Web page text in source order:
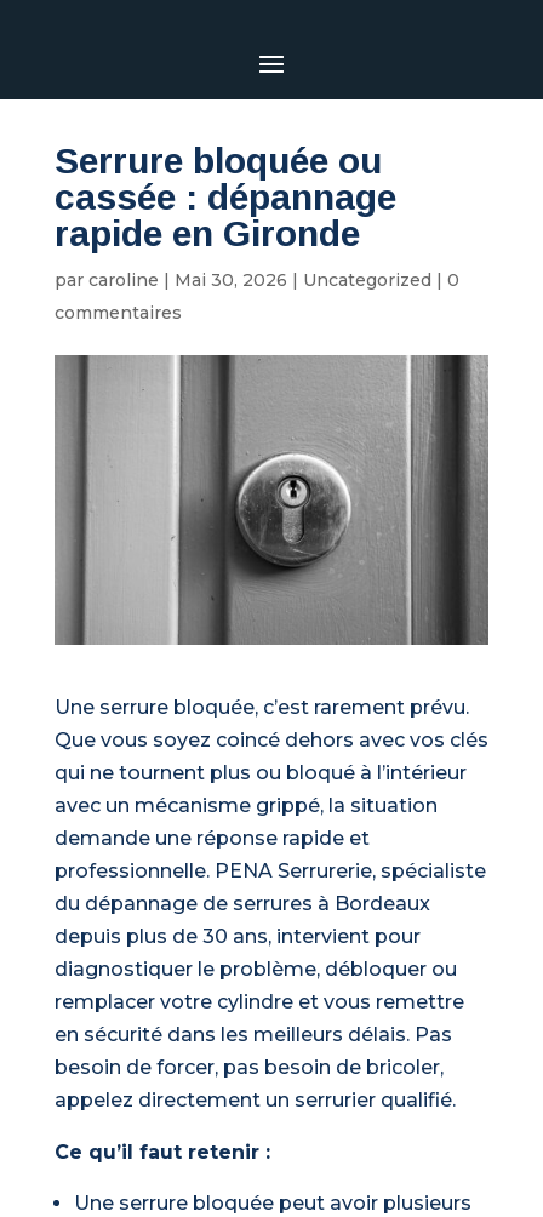
Serrure bloquée ou
cassée : dépannage
rapide en Gironde
par caroline | Mai 30, 2026 | Uncategorized | 0
commentaires
Une serrure bloquée, c’est rarement prévu.
Que vous soyez coincé dehors avec vos clés
qui ne tournent plus ou bloqué à l’intérieur
avec un mécanisme grippé, la situation
demande une réponse rapide et
professionnelle. PENA Serrurerie, spécialiste
du dépannage de serrures à Bordeaux
depuis plus de 30 ans, intervient pour
diagnostiquer le problème, débloquer ou
remplacer votre cylindre et vous remettre
en sécurité dans les meilleurs délais. Pas
besoin de forcer, pas besoin de bricoler,
appelez directement un serrurier qualifié.
Ce qu’il faut retenir :
Une serrure bloquée peut avoir plusieurs